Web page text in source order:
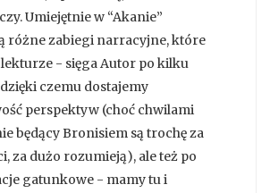
Umiejętnie w “Akanie”
różne zabiegi narracyjne, które
- sięga Autor po kilku
czemu dostajemy
perspektyw (choć chwilami
będący Bronisiem są trochę za
za dużo rozumieją), ale też po
gatunkowe - mamy tu i